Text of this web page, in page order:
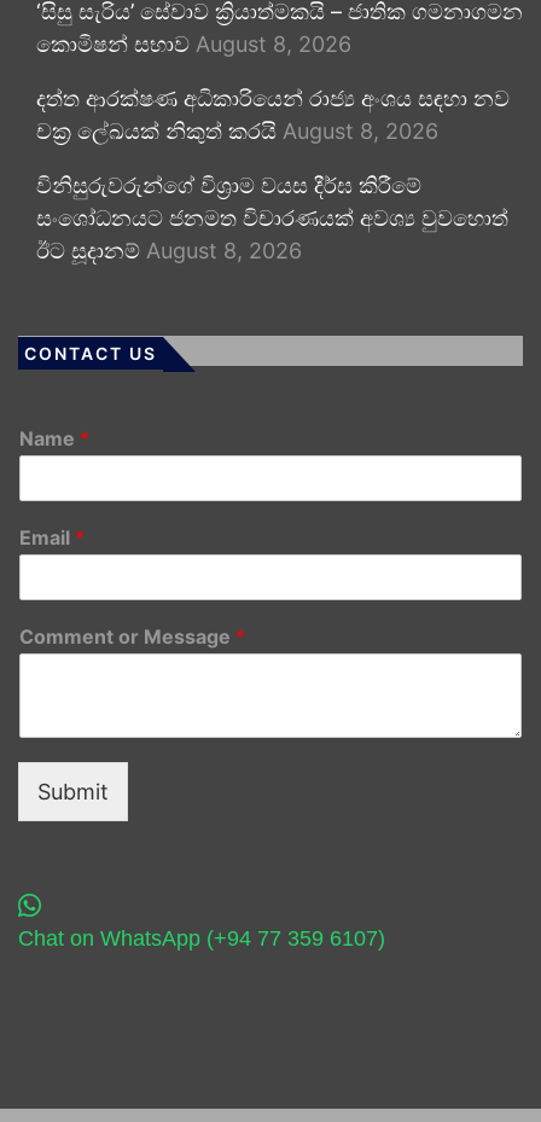
‘සිසු සැරිය’ සේවාව ක්‍රියාත්මකයි – ජාතික ගමනාගමන
කොමිෂන් සභාව August 8, 2026
දත්ත ආරක්ෂණ අධිකාරියෙන් රාජ්‍ය අංශය සඳහා නව
චක්‍ර ලේඛයක් නිකුත් කරයි August 8, 2026
විනිසුරුවරුන්ගේ විශ්‍රාම වයස දීර්ඝ කිරීමේ
සංශෝධනයට ජනමත විචාරණයක් අවශ්‍ය වුවහොත්
ඊට සූදානම් August 8, 2026
CONTACT US
Name *
Email *
Comment or Message *
Submit
Chat on WhatsApp (+94 77 359 6107)